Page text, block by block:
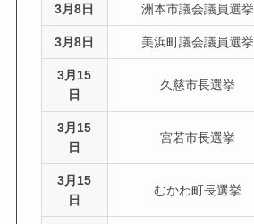
3月8日 洲本市議会議員選挙
3月8日 美浜町議会議員選挙
3月15
日
久慈市長選挙
3月15
日
宮若市長選挙
3月15
日
むかわ町長選挙